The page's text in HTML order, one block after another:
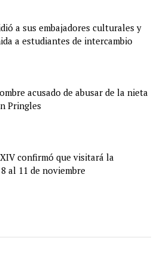
a sus embajadores culturales y
a estudiantes de intercambio
acusado de abusar de la nieta
Pringles
confirmó que visitará la
al 11 de noviembre